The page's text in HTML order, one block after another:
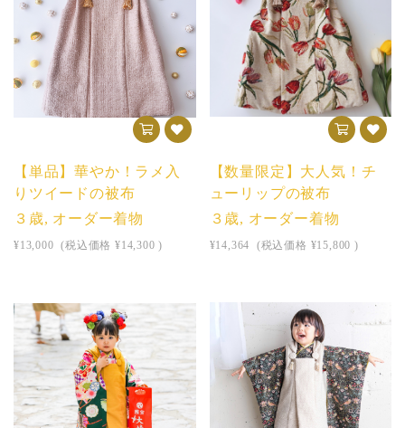
【単品】華やか！ラメ入
りツイードの被布
３歳, オーダー着物
¥13,000 (税込価格 ¥14,300 )
【数量限定】大人気！チ
ューリップの被布
３歳, オーダー着物
¥14,364 (税込価格 ¥15,800 )